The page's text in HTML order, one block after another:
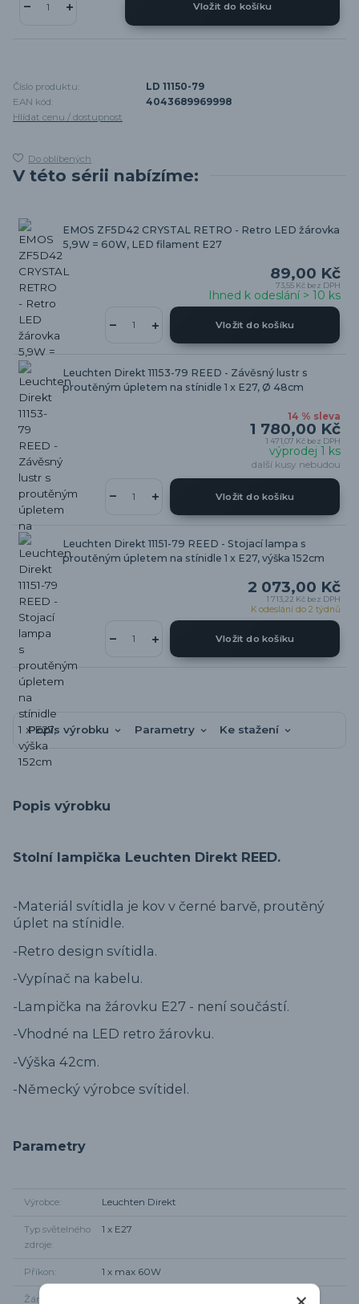
Vložit do košíku
Číslo produktu:
LD 11150-79
EAN kód:
4043689969998
Hlídat cenu / dostupnost
Do oblíbených
V této sérii nabízíme:
EMOS ZF5D42 CRYSTAL RETRO - Retro LED žárovka
5,9W = 60W, LED filament E27
89,00 Kč
73,55 Kč bez DPH
Ihned k odeslání > 10 ks
Vložit do košíku
Leuchten Direkt 11153-79 REED - Závěsný lustr s
proutěným úpletem na stínidle 1 x E27, Ø 48cm
14 % sleva
1 780,00 Kč
1 471,07 Kč bez DPH
výprodej 1 ks
další kusy nebudou
Vložit do košíku
Leuchten Direkt 11151-79 REED - Stojací lampa s
proutěným úpletem na stínidle 1 x E27, výška 152cm
2 073,00 Kč
1 713,22 Kč bez DPH
K odeslání do 2 týdnů
Vložit do košíku
Popis výrobku Parametry Ke stažení
Popis výrobku
Stolní lampička Leuchten Direkt REED.
-Materiál svítidla je kov v černé barvě, proutěný
úplet na stínidle.
-Retro design svítidla.
-Vypínač na kabelu.
-Lampička na žárovku E27 - není součástí.
-Vhodné na LED retro žárovku.
-Výška 42cm.
-Německý výrobce svítidel.
Parametry
Výrobce Leuchten Direkt
Typ světelného
zdroje
1 x E27
Příkon 1 x max 60W
Žárovky součástí